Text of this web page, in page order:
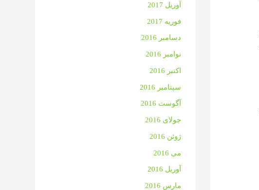
آوریل 2017
فوریه 2017
دسامبر 2016
نوامبر 2016
اکتبر 2016
سپتامبر 2016
آگوست 2016
جولای 2016
ژوئن 2016
می 2016
آوریل 2016
مارس 2016